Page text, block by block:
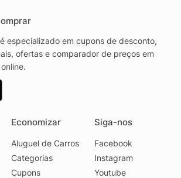
especializado em cupons de desconto,
ofertas e comparador de preços em
Economizar
Aluguel de Carros
Categorias
Cupons
Siga-nos
Facebook
Instagram
Youtube